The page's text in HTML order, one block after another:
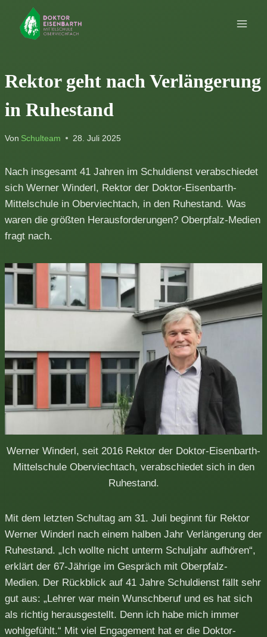
Inhalt
springen
Rektor geht nach Verlängerung
in Ruhestand
Von Schulteam 28. Juli 2025
Nach insgesamt 41 Jahren im Schuldienst verabschiedet
sich Werner Winderl, Rektor der Doktor-Eisenbarth-
Mittelschule in Oberviechtach, in den Ruhestand. Was
waren die größten Herausforderungen? Oberpfalz-Medien
fragt nach.
Werner Winderl, seit 2016 Rektor der Doktor-Eisenbarth-
Mittelschule Oberviechtach, verabschiedet sich in den
Ruhestand.
Mit dem letzten Schultag am 31. Juli beginnt für Rektor
Werner Winderl nach einem halben Jahr Verlängerung der
Ruhestand. „Ich wollte nicht unterm Schuljahr aufhören“,
erklärt der 67-Jährige im Gespräch mit Oberpfalz-
Medien. Der Rückblick auf 41 Jahre Schuldienst fällt sehr
gut aus: „Lehrer war mein Wunschberuf und es hat sich
als richtig herausgestellt. Denn ich habe mich immer
wohlgefühlt.“ Mit viel Engagement hat er die Doktor-